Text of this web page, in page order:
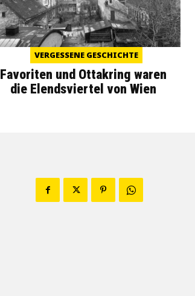
VERGESSENE GESCHICHTE
Favoriten und Ottakring waren
die Elendsviertel von Wien